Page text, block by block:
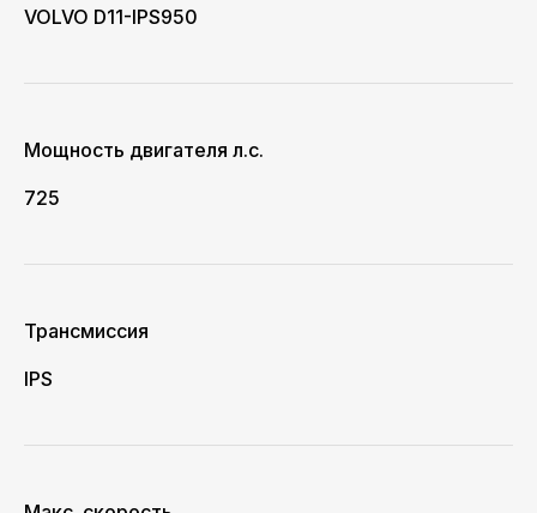
VOLVO D11-IPS950
Мощность двигателя л.с.
725
Трансмиссия
IPS